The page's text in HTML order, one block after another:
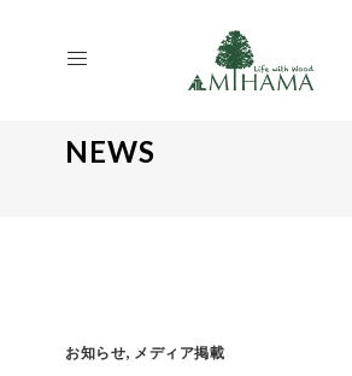
NEWS
お知らせ, メディア掲載